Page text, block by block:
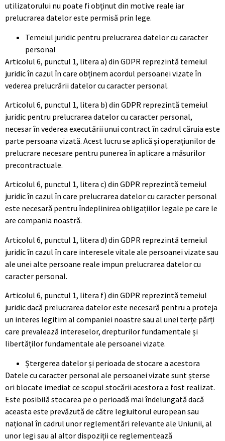
utilizatorului nu poate fi obținut din motive reale iar
prelucrarea datelor este permisă prin lege.
Temeiul juridic pentru prelucrarea datelor cu caracter
personal
Articolul 6, punctul 1, litera a) din GDPR reprezintă temeiul
juridic în cazul în care obținem acordul persoanei vizate în
vederea prelucrării datelor cu caracter personal.
Articolul 6, punctul 1, litera b) din GDPR reprezintă temeiul
juridic pentru prelucrarea datelor cu caracter personal,
necesar în vederea executării unui contract în cadrul căruia este
parte persoana vizată. Acest lucru se aplică și operațiunilor de
prelucrare necesare pentru punerea în aplicare a măsurilor
precontractuale.
Articolul 6, punctul 1, litera c) din GDPR reprezintă temeiul
juridic în cazul în care prelucrarea datelor cu caracter personal
este necesară pentru îndeplinirea obligațiilor legale pe care le
are compania noastră.
Articolul 6, punctul 1, litera d) din GDPR reprezintă temeiul
juridic în cazul în care interesele vitale ale persoanei vizate sau
ale unei alte persoane reale impun prelucrarea datelor cu
caracter personal.
Articolul 6, punctul 1, litera f) din GDPR reprezintă temeiul
juridic dacă prelucrarea datelor este necesară pentru a proteja
un interes legitim al companiei noastre sau al unei terțe părți
care prevalează intereselor, drepturilor fundamentale și
libertăților fundamentale ale persoanei vizate.
Ștergerea datelor și perioada de stocare a acestora
Datele cu caracter personal ale persoanei vizate sunt șterse
ori blocate imediat ce scopul stocării acestora a fost realizat.
Este posibilă stocarea pe o perioadă mai îndelungată dacă
aceasta este prevăzută de către legiuitorul european sau
național în cadrul unor reglementări relevante ale Uniunii, al
unor legi sau al altor dispoziții ce reglementează